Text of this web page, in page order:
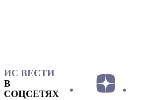
ИС ВЕСТИ
В
СОЦСЕТЯХ